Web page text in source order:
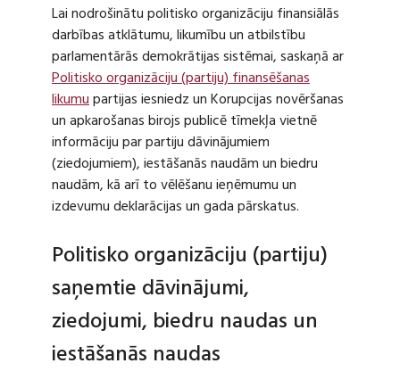
Lai nodrošinātu politisko organizāciju finansiālās
darbības atklātumu, likumību un atbilstību
parlamentārās demokrātijas sistēmai, saskaņā ar
Politisko organizāciju (partiju) finansēšanas
likumupartijas iesniedz un Korupcijas novēršanas
un apkarošanas birojs publicē tīmekļa vietnē
informāciju par partiju dāvinājumiem
(ziedojumiem), iestāšanās naudām un biedru
naudām, kā arī to vēlēšanu ieņēmumu un
izdevumu deklarācijas un gada pārskatus.
Politisko organizāciju (partiju)
saņemtie dāvinājumi,
ziedojumi, biedru naudas un
iestāšanās naudas